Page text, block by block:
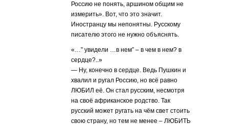
Россию не понять, аршином общим не
измерить». Вот, что это значит.
Иностранцу мы непонятны. Русскому
писателю этого не нужно объяснять.
«…” увидели …в нем” – в чем в нем? в
сердце?..»
— Ну, конечно в сердце. Ведь Пушкин и
хвалил и ругал Россию, но всё равно
ЛЮБИЛ её. Он стал русским, несмотря
на своё африканское родство. Так
русский может ругать на чём свет стоить
свою страну, но тем не менее – ЛЮБИТЬ